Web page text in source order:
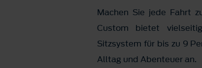
Machen Sie jede Fahrt
Custom bietet
Sitzsystem für bis zu 9
Alltag und Abenteuer an.